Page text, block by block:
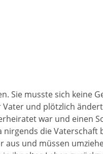
Sie musste sich keine
und plötzlich
war und einen
die Vaterschaft
aus und müssen